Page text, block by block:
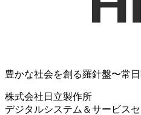
豊かな社会を創る羅針盤〜常
株式会社日立製作所
デジタルシステム＆サービス